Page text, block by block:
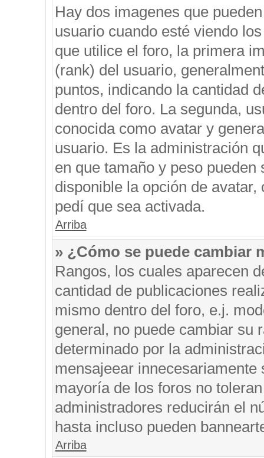
Hay dos imagenes que
usuario cuando esté viendo
que utilice el foro, la primera
(rank) del usuario,
puntos, indicando la cantidad
dentro del foro. La segunda,
conocida como avatar y
usuario. Es la administración
en que tamaño y peso
disponible la opción de
pedí que sea activada.
Arriba
» ¿Cómo se puede cambiar
Rangos, los cuales aparecen
cantidad de publicaciones
mismo dentro del foro, e.j.
general, no puede cambiar su
determinado por la
mensajeear
mayoría de los foros no
administradores reducirán el
hasta incluso pueden
Arriba